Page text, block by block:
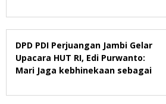
DPD PDI Perjuangan Jambi Gelar
Upacara HUT RI, Edi Purwanto:
Mari Jaga kebhinekaan sebagai